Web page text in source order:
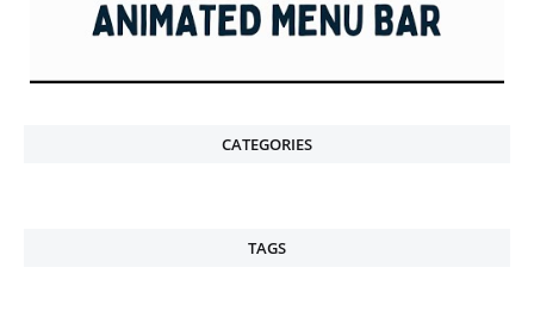
CATEGORIES
TAGS